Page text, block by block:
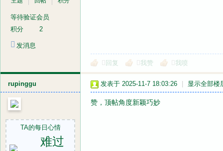
等待验证会员
积分
2
发消息
回复 我赞 我喷
rupinggu
TA的每日心情
难过
发表于 2025-11-7 18:03:26 显示全部楼
赞，顶帖角度新颖巧妙